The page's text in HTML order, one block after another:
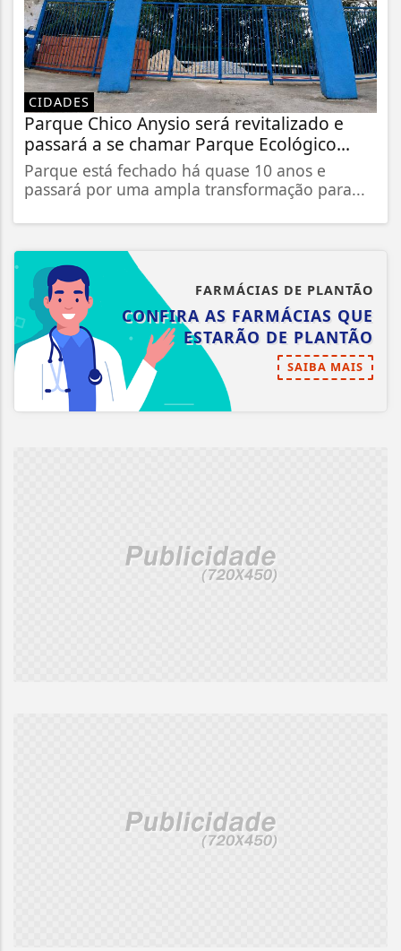
CIDADES
Parque Chico Anysio será revitalizado e
passará a se chamar Parque Ecológico...
Parque está fechado há quase 10 anos e
passará por uma ampla transformação para...
FARMÁCIAS DE PLANTÃO
CONFIRA AS FARMÁCIAS QUE
ESTARÃO DE PLANTÃO
SAIBA MAIS